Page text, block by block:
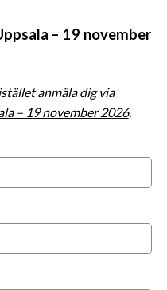
eller som de har
tjänster.– 19 november
anmäla dig via
– 19 november 2026.